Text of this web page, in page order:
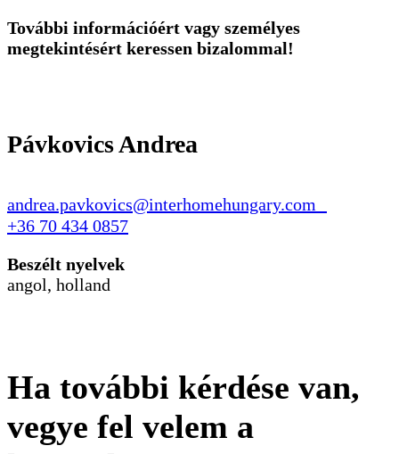
További információért vagy személyes
megtekintésért keressen bizalommal!
Pávkovics Andrea
andrea.pavkovics@interhomehungary.com
+36 70 434 0857
Beszélt nyelvek
angol, holland
Ha további kérdése van,
vegye fel velem a